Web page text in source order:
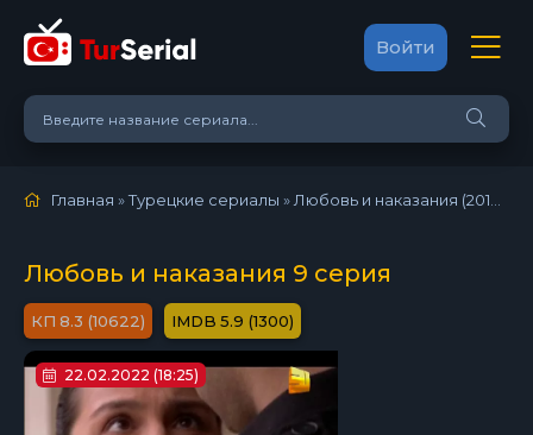
Войти
Главная »Турецкие сериалы » Любовь и наказания (2010)
Любовь и наказания 9 серия
8.3 (10622) 5.9 (1300)
22.02.2022 (18:25)